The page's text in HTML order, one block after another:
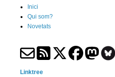
Inici
Qui som?
Novetats
Linktree